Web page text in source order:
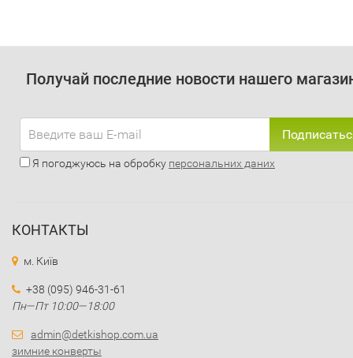
Получай последние новости нашего
Я погоджуюсь на обробку персональних даних
КОНТАКТЫ
м. Київ
+38 (095) 946-31-61
Пн—Пт 10:00—18:00
admin@detkishop.com.ua
зимние конверты